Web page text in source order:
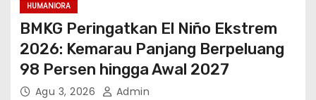
HUMANIORA
BMKG Peringatkan El Niño Ekstrem
2026: Kemarau Panjang Berpeluang
98 Persen hingga Awal 2027
Agu 3, 2026 Admin